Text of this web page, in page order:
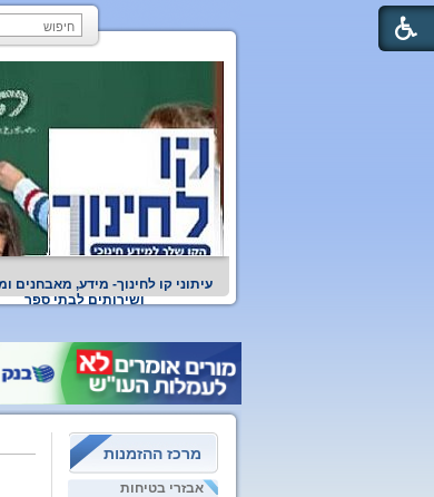
עיתוני קו לחינוך- מידע, מאבחנים
ושירותים לבתי ספר
מרכז ההזמנות
אבזרי בטיחות